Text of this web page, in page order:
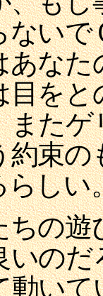
ない
あな
目を
た
約束
らしい
ちの
いの
動い